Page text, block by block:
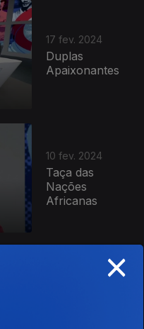
17 fev. 2024
Duplas
Apaixonantes
10 fev. 2024
Taça das
Nações
Africanas
×